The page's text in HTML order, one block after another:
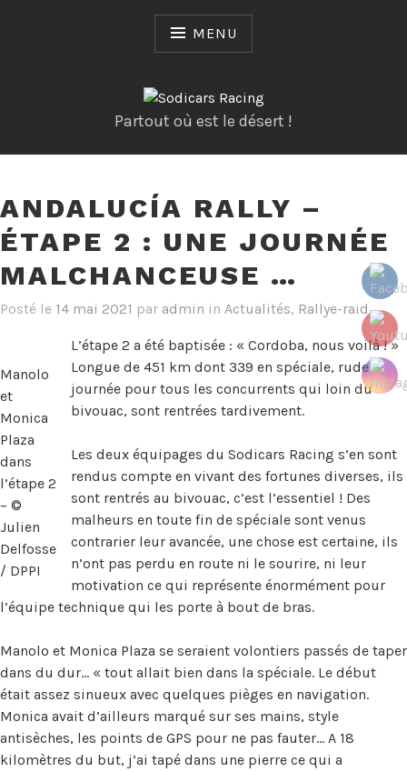
MENU
Partout où est le désert !
ANDALUCÍA RALLY –
ÉTAPE 2 : UNE JOURNÉE
MALCHANCEUSE …
Posté le 14 mai 2021 par admin in Actualités, Rallye-raid
Manolo
et
Monica
Plaza
dans
l’étape 2
– ©
Julien
Delfosse
/ DPPI
L’étape 2 a été baptisée : « Cordoba, nous voilà ! »
Longue de 451 km dont 339 en spéciale, rude
journée pour tous les concurrents qui loin du
bivouac, sont rentrées tardivement.
Les deux équipages du Sodicars Racing s’en sont
rendus compte en vivant des fortunes diverses, ils
sont rentrés au bivouac, c’est l’essentiel ! Des
malheurs en toute fin de spéciale sont venus
contrarier leur avancée, une chose est certaine, ils
n’ont pas perdu en route ni le sourire, ni leur
motivation ce qui représente énormément pour
l’équipe technique qui les porte à bout de bras.
Manolo et Monica Plaza se seraient volontiers passés de taper
dans du dur… « tout allait bien dans la spéciale. Le début
était assez sinueux avec quelques pièges en navigation.
Monica avait d’ailleurs marqué sur ses mains, style
antisèches, les points de GPS pour ne pas fauter… A 18
kilomètres du but, j’ai tapé dans une pierre ce qui a